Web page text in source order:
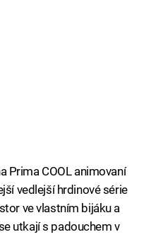
Prima COOL animovaní
vedlejší hrdinové série
ve vlastním bijáku a
utkají s padouchem v